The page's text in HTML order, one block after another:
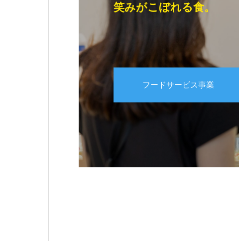
笑みがこぼれる食。
フードサービス事業